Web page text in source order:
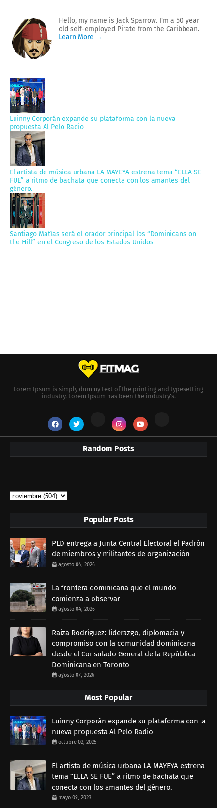
Hello, my name is Jack Sparrow. I'm a 50 year
old self-employed Pirate from the Caribbean.
Learn More →
Luinny Corporán expande su plataforma con la nueva
propuesta Al Pelo Radio
El artista de música urbana LA MAYEYA estrena tema “ELLA SE
FUE” a ritmo de bachata que conecta con los amantes del
género.
Santiago Matías será el orador principal los “Dominicans on
the Hill” en el Congreso de los Estados Unidos
Lorem Ipsum is simply dummy text of the printing and typesetting
industry. Lorem Ipsum has been the industry's.
Random Posts
Popular Posts
PLD entrega a Junta Central Electoral el Padrón
de miembros y militantes de organización
agosto 04, 2026
La frontera dominicana que el mundo
comienza a observar
agosto 04, 2026
Raiza Rodríguez: liderazgo, diplomacia y
compromiso con la comunidad dominicana
desde el Consulado General de la República
Dominicana en Toronto
agosto 07, 2026
Most Popular
Luinny Corporán expande su plataforma con la
nueva propuesta Al Pelo Radio
octubre 02, 2025
El artista de música urbana LA MAYEYA estrena
tema “ELLA SE FUE” a ritmo de bachata que
conecta con los amantes del género.
mayo 09, 2023